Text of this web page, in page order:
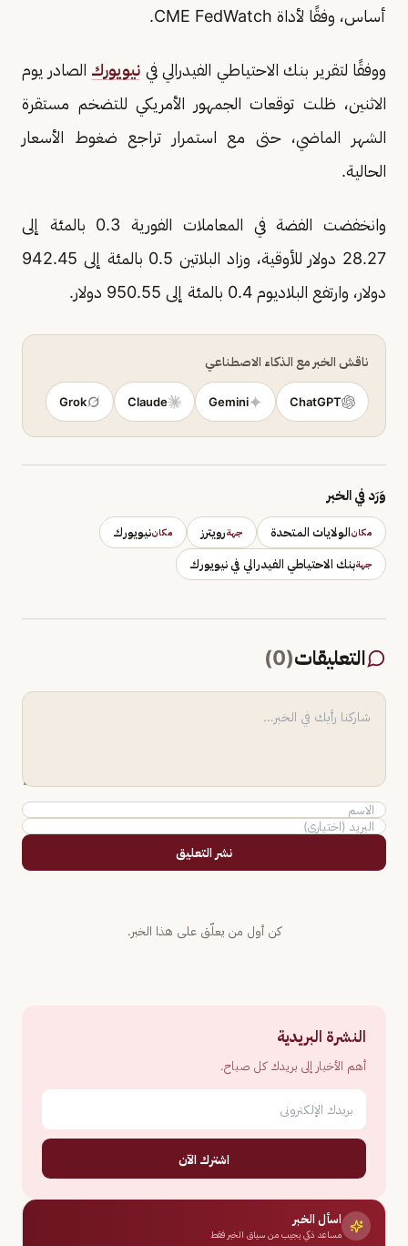
أساس، وفقًا لأداة CME FedWatch.
ووفقًا لتقرير بنك الاحتياطي الفيدرالي في نيويورك الصادر يوم
الاثنين، ظلت توقعات الجمهور الأمريكي للتضخم مستقرة
الشهر الماضي، حتى مع استمرار تراجع ضغوط الأسعار
الحالية.
وانخفضت الفضة في المعاملات الفورية 0.3 بالمئة إلى
28.27 دولار للأوقية، وزاد البلاتين 0.5 بالمئة إلى 942.45
دولار، وارتفع البلاديوم 0.4 بالمئة إلى 950.55 دولار.
ناقش الخبر مع الذكاء الاصطناعي
ChatGPT
Gemini
Claude
Grok
وَرَد في الخبر
مكانالولايات المتحدة جهةرويترز مكاننيويورك
جهةبنك الاحتياطي الفيدرالي في نيويورك
التعليقات(
0
)
نشر التعليق
كن أول من يعلّق على هذا الخبر.
النشرة البريدية
أهم الأخبار إلى بريدك كل صباح.
اشترك الآن
اسأل الخبر
مساعد ذكي يجيب من سياق الخبر فقط